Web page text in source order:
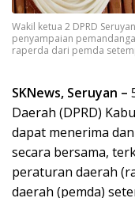
Wakil ketua 2 DPRD
penyampaian
raperda dari pemda
SKNews, Seruyan –
Daerah (DPRD)
dapat menerima
secara bersama,
peraturan daerah
daerah (pemda)